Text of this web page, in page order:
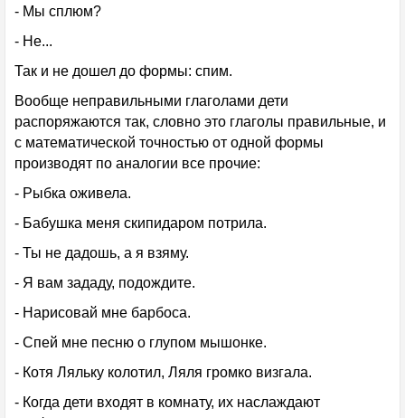
- Мы сплюм?
- Не...
Так и не дошел до формы: спим.
Вообще неправильными глаголами дети
распоряжаются так, словно это глаголы правильные, и
с математической точностью от одной формы
производят по аналогии все прочие:
- Рыбка оживела.
- Бабушка меня скипидаром потрила.
- Ты не дадошь, а я взяму.
- Я вам зададу, подождите.
- Нарисовай мне барбоса.
- Спей мне песню о глупом мышонке.
- Котя Ляльку колотил, Ляля громко визгала.
- Когда дети входят в комнату, их наслаждают